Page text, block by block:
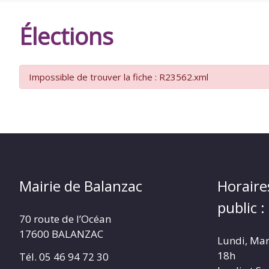
Élections
Impossible de trouver la fiche : R23562.xml
Mairie de Balanzac
70 route de l’Océan
17600 BALANZAC
Tél. 05 46 94 72 30
public :
Lundi,
18h